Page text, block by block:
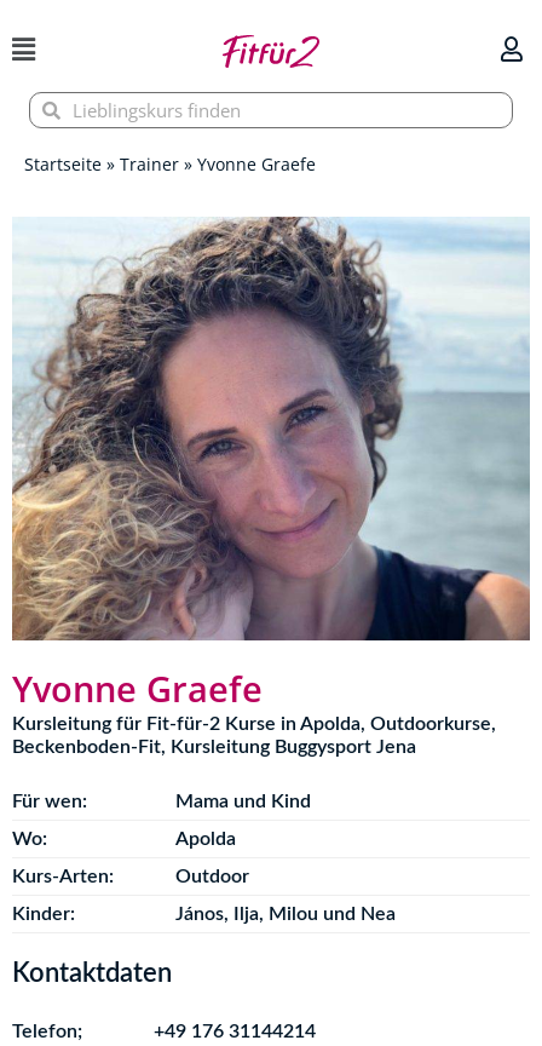
Inhalt
springen
SucheSuche
Startseite » Trainer » Yvonne Graefe
Yvonne Graefe
Kursleitung für Fit-für-2 Kurse in Apolda, Outdoorkurse,
Beckenboden-Fit, Kursleitung Buggysport Jena
Für wen:
Mama und Kind
Wo:
Apolda
Kurs-Arten:
Outdoor
Kinder:
János, Ilja, Milou und Nea
Kontaktdaten
Telefon;
+49 176 31144214